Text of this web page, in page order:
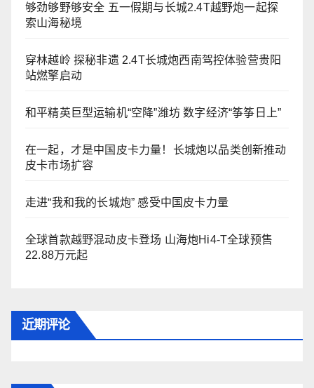
够劲够野够安全 五一假期与长城2.4T越野炮一起探
索山海秘境
穿林越岭 探秘非遗 2.4T长城炮西南驾控体验营贵阳
站燃擎启动
和平精英巨型运输机“空降”潍坊 数字经济“筝筝日上”
在一起，才是中国皮卡力量！长城炮以品类创新推动
皮卡市场扩容
走进“我和我的长城炮” 感受中国皮卡力量
全球首款越野混动皮卡登场 山海炮Hi4-T全球预售
22.88万元起
近期评论